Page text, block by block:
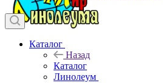
Каталог
Назад
Каталог
Линолеум